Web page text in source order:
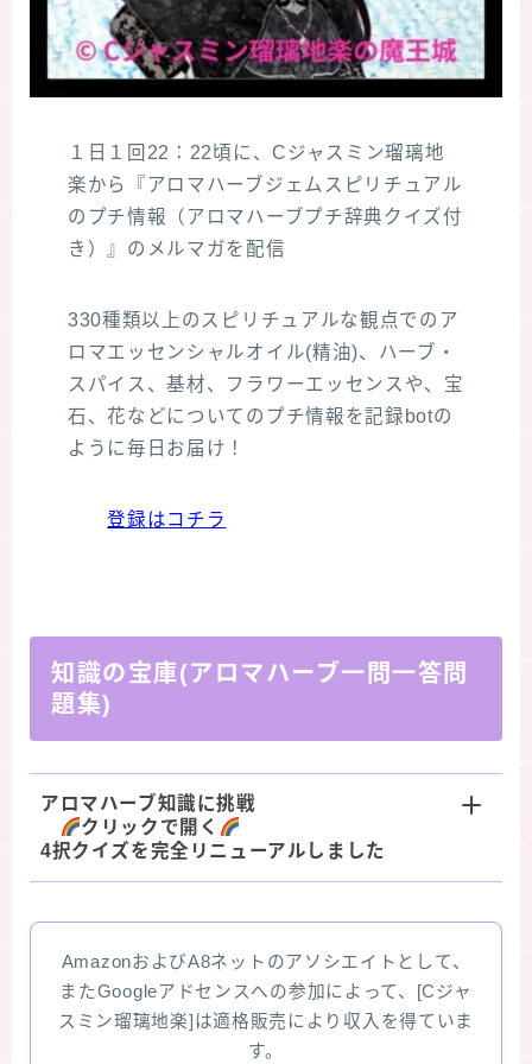
１日１回22：22頃に、Cジャスミン瑠璃地
楽から『アロマハーブジェムスピリチュアル
のプチ情報（アロマハーブプチ辞典クイズ付
き）』のメルマガを配信
330種類以上のスピリチュアルな観点でのア
ロマエッセンシャルオイル(精油)、ハーブ・
スパイス、基材、フラワーエッセンスや、宝
石、花などについてのプチ情報を記録botの
ように毎日お届け！
登録はコチラ
知識の宝庫(アロマハーブ一問一答問
題集)
アロマハーブ知識に挑戦
クリックで開く
4択クイズを完全リニューアルしました
AmazonおよびA8ネットのアソシエイトとして、
またGoogleアドセンスへの参加によって、[Cジャ
スミン瑠璃地楽]は適格販売により収入を得ていま
す。